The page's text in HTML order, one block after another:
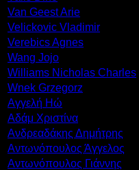
Van Geest Arie
Velickovic Vladimir
Verebics Agnes
Wang Jojo
Williams Nicholas Charles
Wnek Grzegorz
Αγγελή Ηώ
Αδάμ Χριστίνα
Ανδρεαδάκης Δημήτρης
Αντωνόπουλος Άγγελος
Αντωνόπουλος Γιάννης